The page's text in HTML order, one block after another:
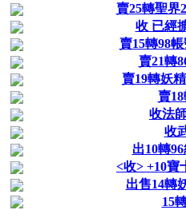
賣25轉聖界
收 已經
賣15轉98
賣21轉
賣19轉妖
賣
收法
收
出10轉
<收> +10寶
出售14轉
15